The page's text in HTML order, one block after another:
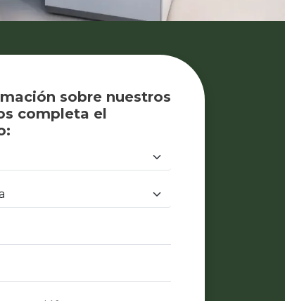
sobre nuestros
completa el